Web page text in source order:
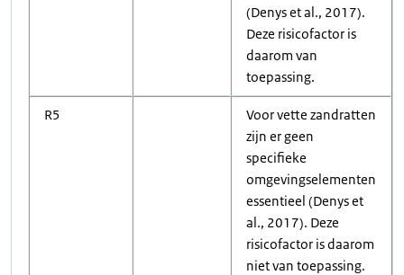
(Denys et al., 2017).
Deze risicofactor is
daarom van
toepassing.
R5
Voor vette zandratten
zijn er geen
specifieke
omgevingselementen
essentieel (Denys et
al., 2017). Deze
risicofactor is daarom
niet van toepassing.